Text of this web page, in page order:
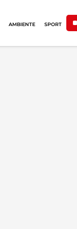
AMBIENTE SPORT